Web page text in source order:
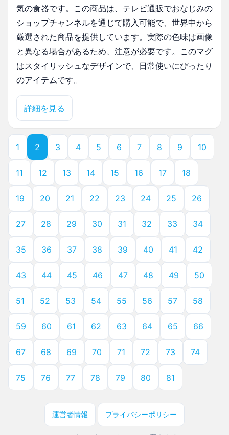
気の食器です。この商品は、テレビ通販でおなじみの
ショップチャンネルを通じて購入可能で、世界中から
厳選された商品を提供しています。実際の色味は画像
と異なる場合があるため、注意が必要です。このマグ
はスタイリッシュなデザインで、日常使いにぴったり
のアイテムです。
詳細を見る
1 2 3 4 5 6 7 8 9 10
11 12 13 14 15 16 17 18
19 20 21 22 23 24 25 26
27 28 29 30 31 32 33 34
35 36 37 38 39 40 41 42
43 44 45 46 47 48 49 50
51 52 53 54 55 56 57 58
59 60 61 62 63 64 65 66
67 68 69 70 71 72 73 74
75 76 77 78 79 80 81
運営者情報 プライバシーポリシー